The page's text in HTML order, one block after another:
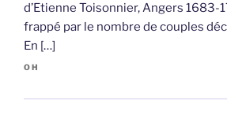
d’Etienne Toisonnier, Angers 1683-
frappé par le nombre de couples
En […]
OH